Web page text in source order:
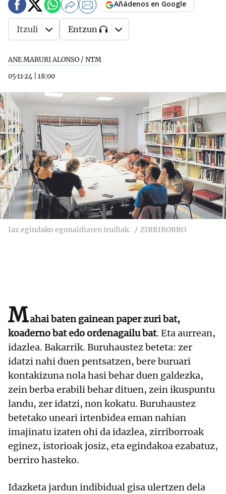
ANE MARURI ALONSO / NTM
05·11·24
18:00
Añádenos en Google
Itzuli Entzun
Iaz egindako egonaldiaren irudiak. ZIRRIBORRO
Mahai baten gainean paper zuri bat,
koaderno bat edo ordenagailu bat. Eta aurrean,
idazlea. Bakarrik. Buruhaustez beteta: zer
idatzi nahi duen pentsatzen, bere buruari
kontakizuna nola hasi behar duen galdezka,
zein berba erabili behar dituen, zein ikuspuntu
landu, zer idatzi, non kokatu. Buruhaustez
betetako uneari irtenbidea eman nahian
imajinatu izaten ohi da idazlea, zirriborroak
eginez, istorioak josiz, eta egindakoa ezabatuz,
berriro hasteko.
Idazketa jardun indibidual gisa ulertzen dela